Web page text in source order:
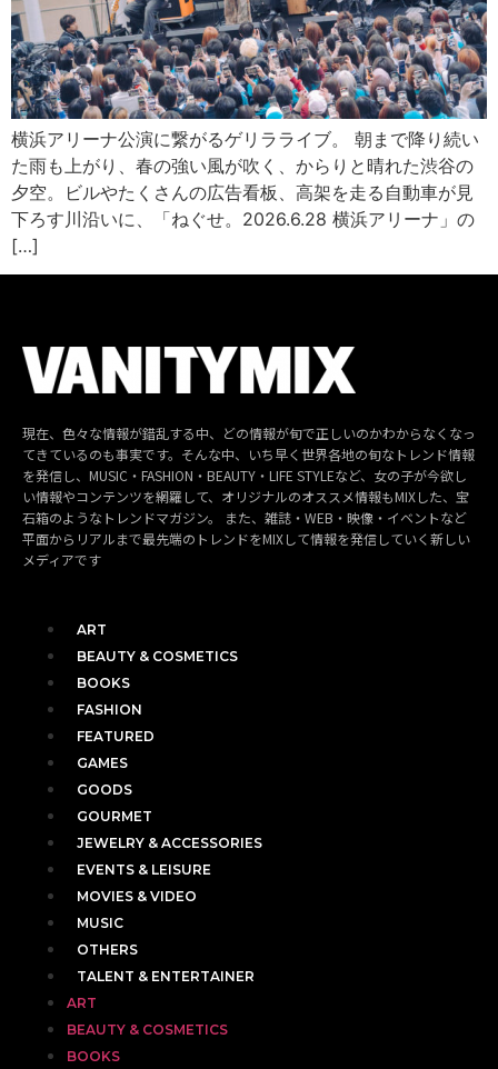
横浜アリーナ公演に繋がるゲリラライブ。 朝まで降り続い
た雨も上がり、春の強い風が吹く、からりと晴れた渋谷の
夕空。ビルやたくさんの広告看板、高架を走る自動車が見
下ろす川沿いに、「ねぐせ。2026.6.28 横浜アリーナ」の
[…]
現在、色々な情報が錯乱する中、どの情報が旬で正しいのかわからなくなっ
てきているのも事実です。そんな中、いち早く世界各地の旬なトレンド情報
を発信し、MUSIC・FASHION・BEAUTY・LIFE STYLEなど、女の子が今欲し
い情報やコンテンツを網羅して、オリジナルのオススメ情報もMIXした、宝
石箱のようなトレンドマガジン。 また、雑誌・WEB・映像・イベントなど
平面からリアルまで最先端のトレンドをMIXして情報を発信していく新しい
メディアです
ART
BEAUTY & COSMETICS
BOOKS
FASHION
FEATURED
GAMES
GOODS
GOURMET
JEWELRY & ACCESSORIES
EVENTS & LEISURE
MOVIES & VIDEO
MUSIC
OTHERS
TALENT & ENTERTAINER
ART
BEAUTY & COSMETICS
BOOKS